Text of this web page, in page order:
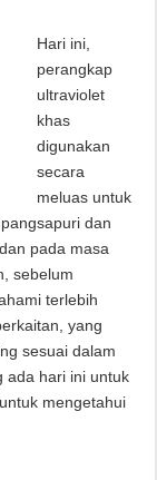
Hari ini,
perangkap
ultraviolet
khas
digunakan
secara
meluas untuk
dan
pada masa
sebelum
terlebih
yang
sesuai dalam
ada hari ini untuk
mengetahui